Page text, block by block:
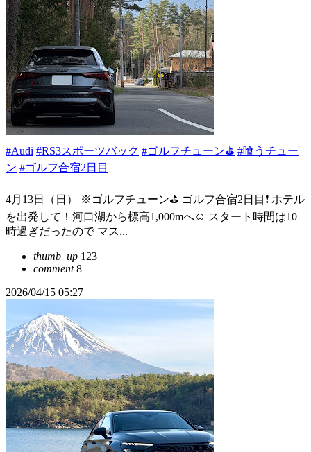
#Audi #RS3スポーツバック #ゴルフチューン⛳ #喰うチュー
ン #ゴルフ合宿2日目
4月13日（日） ※ゴルフチューン⛳️ ゴルフ合宿2日目❗️ ホテル
を出発して！河口湖から標高1,000mへ☺️ スタート時間は10
時過ぎだったので マス...
thumb_up 123
comment8
2026/04/15 05:27